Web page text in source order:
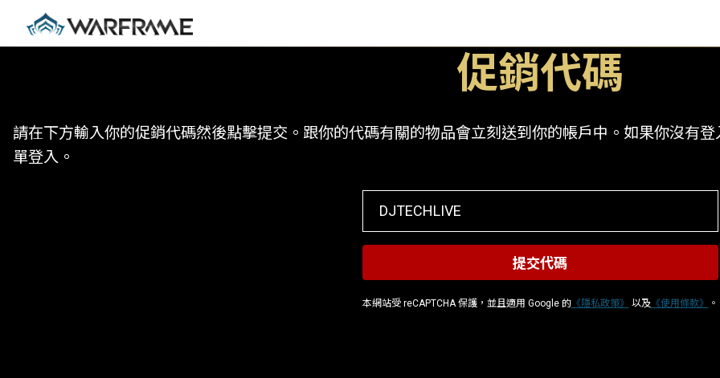
促銷代碼
請在下方輸入你的促銷代碼然後點擊提交。跟你的代碼有關的物品會立刻送到你的帳戶中。如果你沒有
單登入。
本網站受 reCAPTCHA 保護，並且適用 Google 的《隱私政策》 以及《使用條款》 。